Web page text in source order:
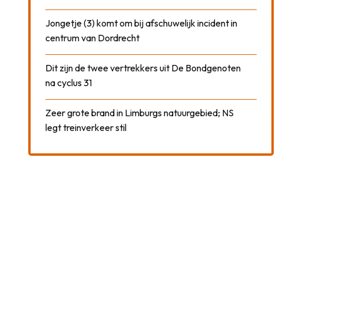
Jongetje (3) komt om bij afschuwelijk incident in
centrum van Dordrecht
Dit zijn de twee vertrekkers uit De Bondgenoten
na cyclus 31
Zeer grote brand in Limburgs natuurgebied; NS
legt treinverkeer stil